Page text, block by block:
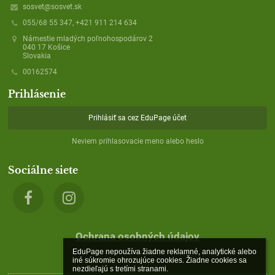
EduPage nepoužíva žiadne reklamné, analytické alebo
iné súkromie ohrozujúce cookies. Žiadne cookies sa
nezdieľajú s tretími stranami.
sosvet@sosvet.sk
055/68 55 347, +421 911 214 634
Námestie mladých poľnohospodárov 2
040 17 Košice
Slovakia
00162574
Prihlásenie
Prihlásiť sa cez EduPage účet
Neviem prihlasovacie meno alebo heslo
Sociálne siete
Ochrana osobných údajov